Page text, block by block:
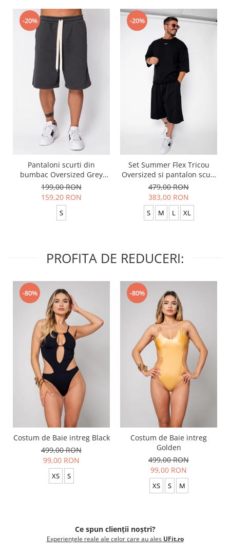
-20%
Pantaloni scurti din
bumbac Oversized Grey
Anthracite
199,00 RON
159,20 RON
S
-20%
Set Summer Flex Tricou
Oversized si pantalon scurt
Baggy Black
479,00 RON
383,00 RON
S M L XL
PROFITA DE REDUCERI:
-80%
Costum de Baie intreg Black
499,00 RON
99,00 RON
XS S
-80%
Costum de Baie intreg
Golden
499,00 RON
99,00 RON
XS S M
Ce spun clienții noștri?
Experiențele reale ale celor care au ales UFit.ro